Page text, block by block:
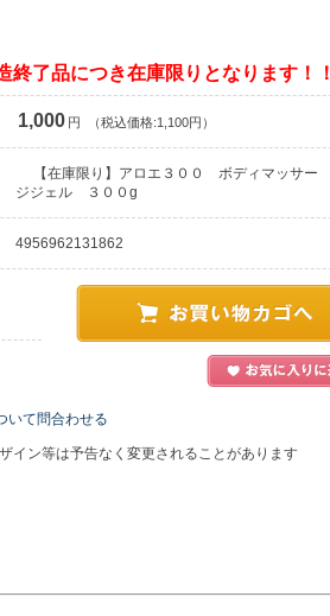
終了品につき在庫限りとなります！！
1,000 円 （税込価格:1,100円）
【在庫限り】アロエ３００ ボディマッサー
ジジェル ３００g
4956962131862
いて問合わせる
イン等は予告なく変更されることがあります